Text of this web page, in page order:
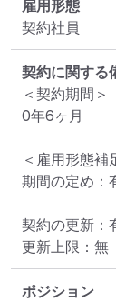
雇用形態
契約社員
契約に関する
＜契約期間＞
0年6ヶ月
＜雇用形態補
期間の定め：
契約の更新：
更新上限：無
ポジション